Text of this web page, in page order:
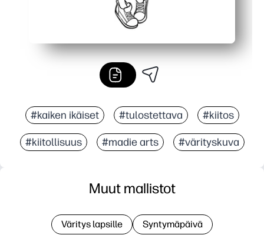
#kaiken ikäiset #tulostettava #kiitos
#kiitollisuus #madie arts #värityskuva
Muut mallistot
Väritys lapsille Syntymäpäivä